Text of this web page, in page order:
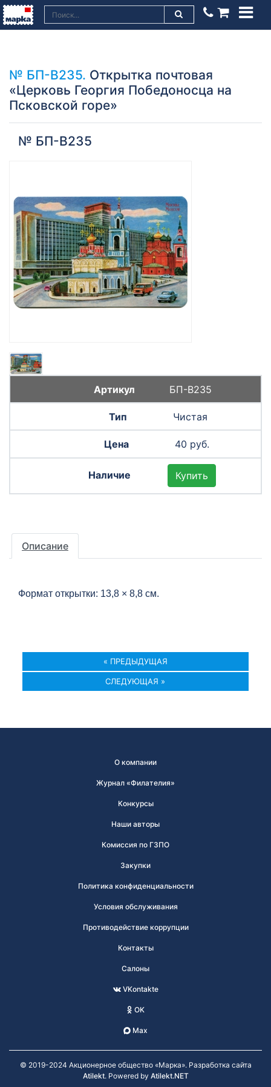
№ БП-В235. Открытка почтовая
«Церковь Георгия Победоносца на
Псковской горе»
№ БП-В235
БП-В235
Чистая
40 руб.
Купить
Описание
Формат открытки: 13,8 × 8,8 см.
« ПРЕДЫДУЩАЯ
СЛЕДУЮЩАЯ »
О компании
Журнал «Филателия»
Конкурсы
Наши авторы
Комиссия по ГЗПО
Закупки
Политика конфиденциальности
Условия обслуживания
Противодействие коррупции
Контакты
Салоны
VKontakte
OK
Max
© 2019-2024 Акционерное общество «Марка». Разработка сайта
Atilekt. Powered by Atilekt.NET